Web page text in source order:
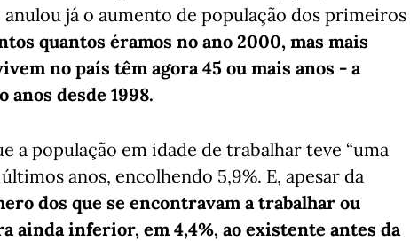
já o aumento de população dos primeiros
quantos éramos no ano 2000, mas mais
no país têm agora 45 ou mais anos - a
anos desde 1998.
a população em idade de trabalhar teve “uma
anos, encolhendo 5,9%. E, apesar da
dos que se encontravam a trabalhar ou
ainda inferior, em 4,4%, ao existente antes da